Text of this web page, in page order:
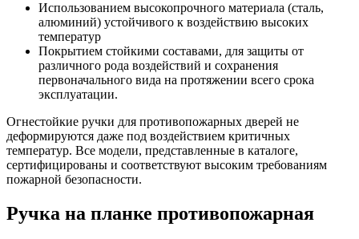
Использованием высокопрочного материала (сталь,
алюминий) устойчивого к воздействию высоких
температур
Покрытием стойкими составами, для защиты от
различного рода воздействий и сохранения
первоначального вида на протяжении всего срока
эксплуатации.
Огнестойкие ручки для противопожарных дверей не
деформируются даже под воздействием критичных
температур. Все модели, представленные в каталоге,
сертифицированы и соответствуют высоким требованиям
пожарной безопасности.
Ручка на планке противопожарная